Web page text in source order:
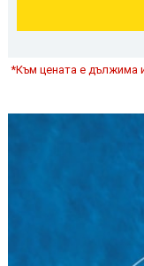
*Към цената е дължима